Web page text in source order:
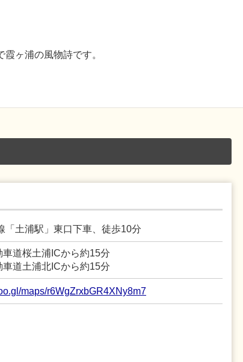
ヶ浦の風物詩です。
「土浦駅」東口下車、徒歩10分
車道桜土浦ICから約15分
車道土浦北ICから約15分
maps/r6WgZrxbGR4XNy8m7